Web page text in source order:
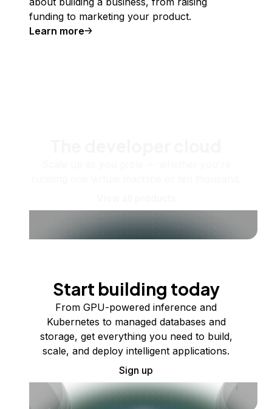
funding to marketing your product.
Learn more
Start building today
From GPU-powered inference and
Kubernetes to managed databases and
storage, get everything you need to build,
scale, and deploy intelligent applications.
Sign up